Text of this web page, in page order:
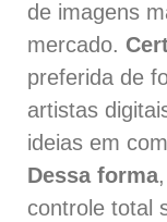
de imagens
mercado.
preferida de
artistas
ideias em
Dessa forma
controle total